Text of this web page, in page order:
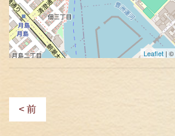
Leaflet | ©
< 前